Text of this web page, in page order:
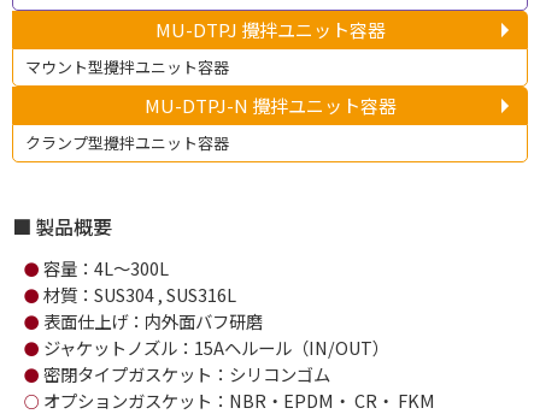
MU-DTPJ 攪拌ユニット容器
マウント型攪拌ユニット容器
MU-DTPJ-N 攪拌ユニット容器
クランプ型攪拌ユニット容器
製品概要
● 容量：4L～300L
● 材質：SUS304 , SUS316L
● 表面仕上げ：内外面バフ研磨
● ジャケットノズル：15Aヘルール（IN/OUT）
● 密閉タイプガスケット：シリコンゴム
○ オプションガスケット：NBR・EPDM・ CR・ FKM